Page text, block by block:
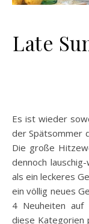
Late
Es ist wieder soweit! Zeit für die Liquid News. Für mich ist
der Spätsommer
Die große
dennoch
als ein leckeres
ein völlig neues
4 Neuheiten auf
diese Kategorien